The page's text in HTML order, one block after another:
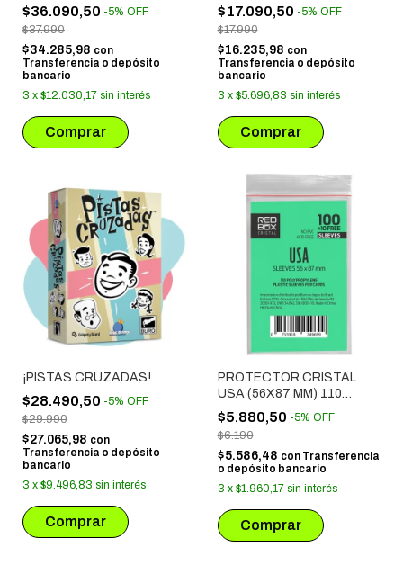
$36.090,50 -5% OFF
$37.990
$34.285,98 con
Transferencia o depósito
bancario
3 x $12.030,17 sin interés
$17.090,50 -5% OFF
$17.990
$16.235,98 con
Transferencia o depósito
bancario
3 x $5.696,83 sin interés
¡PISTAS CRUZADAS!
$28.490,50 -5% OFF
$29.990
$27.065,98 con
Transferencia o depósito
bancario
3 x $9.496,83 sin interés
PROTECTOR CRISTAL
USA (56X87 MM) 110
UNIDADES
$5.880,50 -5% OFF
$6.190
$5.586,48 con Transferencia
o depósito bancario
3 x $1.960,17 sin interés